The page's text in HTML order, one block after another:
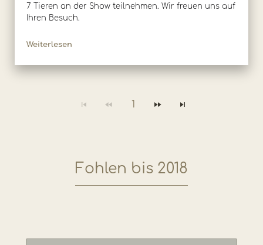
7 Tieren an der Show teilnehmen. Wir freuen uns auf
Ihren Besuch.
Weiterlesen
1
Fohlen bis 2018